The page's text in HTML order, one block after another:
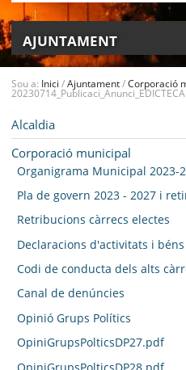
AJUNTAMENT
BELL-LLOC SOLUCIONA
Sou a: Inici /Ajuntament/Corporació
Alcaldia
Corporació municipal
Organigrama Municipal 2023-
Pla de govern 2023 - 2027 i
Retribucions càrrecs electes
Declaracions d'activitats i
Codi de conducta dels alts
Canal de denúncies
Opinió Grups Polítics
OpiniGrupsPolticsDP27.pdf